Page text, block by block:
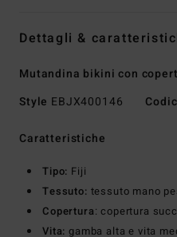
Dettagli &
Mutandina bikini con
Style EBJX400146
Caratteristiche
Tipo: Fiji
Tessuto: tessuto mano
Copertura: copertura
Vita: gamba alta e vita